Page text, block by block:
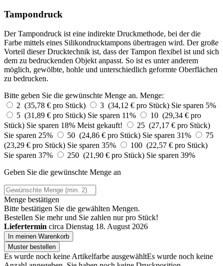
Tampondruck
Der Tampondruck ist eine indirekte Druckmethode, bei der die
Farbe mittels eines Silikondrucktampons übertragen wird. Der große
Vorteil dieser Drucktechnik ist, dass der Tampon flexibel ist und sich
dem zu bedruckenden Objekt anpasst. So ist es unter anderem
möglich, gewölbte, hohle und unterschiedlich geformte Oberflächen
zu bedrucken.
Bitte geben Sie die gewünschte Menge an. Menge:
2 (35,78 € pro Stück)
3 (34,12 € pro Stück) Sie sparen 5%
5 (31,89 € pro Stück) Sie sparen 11%
10 (29,34 € pro
Stück) Sie sparen 18% Meist gekauft!
25 (27,17 € pro Stück)
Sie sparen 25%
50 (24,86 € pro Stück) Sie sparen 31%
75
(23,29 € pro Stück) Sie sparen 35%
100 (22,57 € pro Stück)
Sie sparen 37%
250 (21,90 € pro Stück) Sie sparen 39%
Geben Sie die gewünschte Menge an
Menge bestätigen
Bitte bestätigen Sie die gewählten Mengen.
Bestellen Sie mehr und Sie zahlen nurpro Stück!
Liefertermin circa Dienstag 18. August 2026
In meinen Warenkorb
Muster bestellen
Es wurde noch keine Artikelfarbe ausgewähltEs wurde noch keine